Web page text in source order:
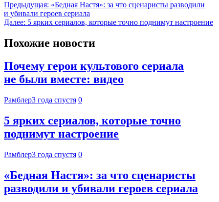
Предыдущая: «Бедная Настя»: за что сценаристы разводили
и убивали героев сериала
Далее: 5 ярких сериалов, которые точно поднимут настроение
Похожие новости
Почему герои культового сериала
не были вместе: видео
Рамблер3 года спустя 0
5 ярких сериалов, которые точно
поднимут настроение
Рамблер3 года спустя 0
«Бедная Настя»: за что сценаристы
разводили и убивали героев сериала